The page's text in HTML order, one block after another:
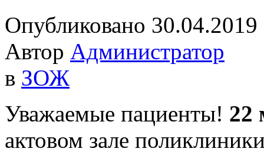
Опубликовано 30.04.2019
Автор Администратор
в ЗОЖ
Уважаемые пациенты! 22
актовом зале